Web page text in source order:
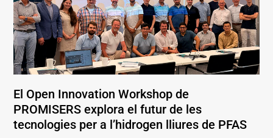
El Open Innovation Workshop de
PROMISERS explora el futur de les
tecnologies per a l’hidrogen lliures de PFAS